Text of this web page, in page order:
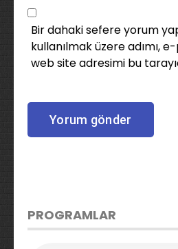
Bir dahaki sefere yorum
kullanılmak üzere adımı,
web site adresimi bu
PROGRAMLAR